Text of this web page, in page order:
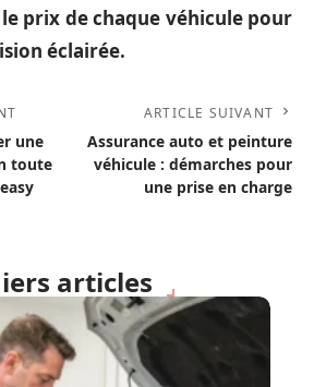
prix de chaque véhicule pour
éclairée.
une
toute
ARTICLE SUIVANT
Assurance auto et peinture
véhicule : démarches pour
une prise en charge
articles